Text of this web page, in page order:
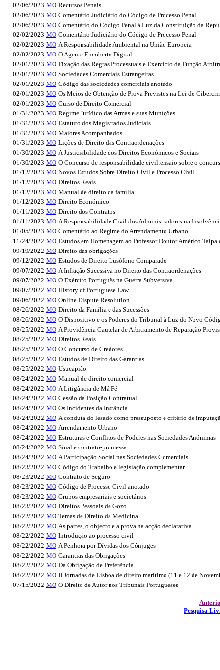
02/06/2023 MO Recursos Penais
02/06/2023 MO Comentário Judiciário do Código de Processo Penal
02/06/2023 MO Comentário do Código Penal à Luz da Constituição da
02/02/2023 MO Comentário Judiciário do Código de Processo Penal
02/02/2023 MO A Responsabilidade Ambiental na União Europeia
02/02/2023 MO O Agente Encoberto Digital
02/01/2023 MO Fixação das Regras Processuais e Exercício da Função
02/01/2023 MO Sociedades Comerciais Estrangeiras
02/01/2023 MO Código das sociedades comerciais anotado
02/01/2023 MO Os Meios de Obtenção de Prova Previstos na Lei do
02/01/2023 MO Curso de Direito Comercial
01/31/2023 MO Regime Jurídico das Armas e suas Munições
01/31/2023 MO Estatuto dos Magistrados Judiciais
01/31/2023 MO Maiores Acompanhados
01/31/2023 MO Lições de Direito das Contraordenações
01/30/2023 MO A Justiciabilidade dos Direitos Económicos e Sociais
01/30/2023 MO O Concurso de responsabilidade civil:ensaio sobre o
01/12/2023 MO Novos Estudos Sobre Direito Civil e Processo Civil
01/12/2023 MO Direitos Reais
01/12/2023 MO Manual de direito da família
01/12/2023 MO Direito Económico
01/11/2023 MO Direito dos Contratos
01/11/2023 MO A Responsabilidade Civil dos Administradores na
01/05/2023 MO Comentário ao Regime do Arrendamento Urbano
11/24/2022 MO Estudos em Homenagem ao Professor Doutor Américo Taipa
09/19/2022 MO Direito das obrigações
09/12/2022 MO Estudos de Direito Lusófono Comparado
09/07/2022 MO A Infração Sucessiva no Direito das Contraordenações
09/07/2022 MO O Exército Português na Guerra Subversiva
09/07/2022 MO History of Portuguese Law
09/06/2022 MO Online Dispute Resolution
08/26/2022 MO Direito da Família e das Sucessões
08/26/2022 MO O Dispositivo e os Poderes do Tribunal à Luz do Novo
08/25/2022 MO A Providência Cautelar de Arbitramento de Reparação
08/25/2022 MO Direitos Reais
08/25/2022 MO O Concurso de Credores
08/25/2022 MO Estudos de Direito das Garantias
08/25/2022 MO Usucapião
08/24/2022 MO Manual de direito comercial
08/24/2022 MO A Litigância de Má Fé
08/24/2022 MO Cessão da Posição Contratual
08/24/2022 MO Os Incidentes da Instância
08/24/2022 MO A conduta do lesado como pressuposto e critério de
08/24/2022 MO Arrendamento Urbano
08/24/2022 MO Estruturas e Conflitos de Poderes nas Sociedades Anónimas
08/24/2022 MO Sinal e contrato-promessa
08/24/2022 MO A Participação Social nas Sociedades Comerciais
08/23/2022 MO Código do Trabalho e legislação complementar
08/23/2022 MO Contrato de Seguro
08/23/2022 MO Código de Processo Civil anotado
08/23/2022 MO Grupos empresariais e societários
08/23/2022 MO Direitos Pessoais de Gozo
08/22/2022 MO Temas de Direito da Medicina
08/22/2022 MO As partes, o objecto e a prova na acção declarativa
08/22/2022 MO Introdução ao processo civil
08/22/2022 MO A Penhora por Dívidas dos Cônjuges
08/22/2022 MO Garantias das Obrigações
08/22/2022 MO Da Obrigação de Preferência
08/22/2022 MO II Jornadas de Lisboa de direito marítimo (11 e 12 de
07/15/2022 MO O Direito de Autor nos Tribunais Portugueses
Pesquisa